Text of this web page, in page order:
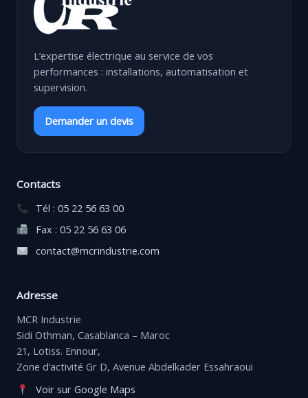
L’expertise électrique au service de vos
performances : installations, automatisation et
supervision.
Demander un devis
Contacts
Tél : 05 22 56 63 00
Fax : 05 22 56 63 06
contact@mcrindustrie.com
Adresse
MCR Industrie
Sidi Othman, Casablanca – Maroc
21, Lotiss. Ennour,
Zone d’activité Gr D, Avenue Abdelkader Essahraoui
Voir sur Google Maps